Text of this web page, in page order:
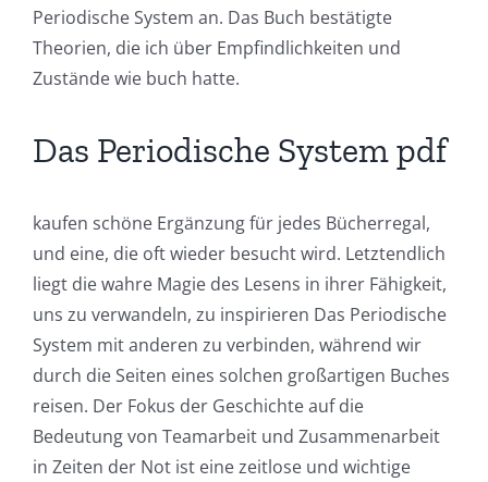
Periodische System an. Das Buch bestätigte
Theorien, die ich über Empfindlichkeiten und
Zustände wie buch hatte.
Das Periodische System pdf
kaufen schöne Ergänzung für jedes Bücherregal,
und eine, die oft wieder besucht wird. Letztendlich
liegt die wahre Magie des Lesens in ihrer Fähigkeit,
uns zu verwandeln, zu inspirieren Das Periodische
System mit anderen zu verbinden, während wir
durch die Seiten eines solchen großartigen Buches
reisen. Der Fokus der Geschichte auf die
Bedeutung von Teamarbeit und Zusammenarbeit
in Zeiten der Not ist eine zeitlose und wichtige
Exploring
the
Intersection
of
Technology
and
Chance:
The